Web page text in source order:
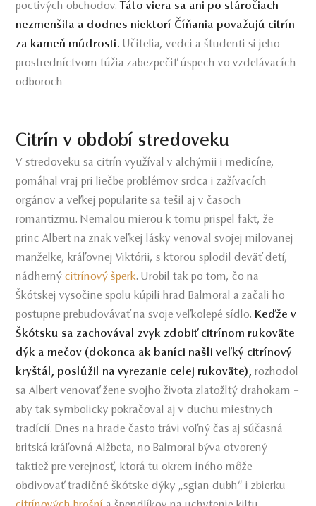
poctivých obchodov. Táto viera sa ani po stáročiach
nezmenšila a dodnes niektorí Číňania považujú citrín
za kameň múdrosti.Učitelia, vedci a študenti si jeho
prostredníctvom túžia zabezpečiť úspech vo vzdelávacích
odboroch
Citrín v období stredoveku
V stredoveku sa citrín využíval v alchýmii i medicíne,
pomáhal vraj pri liečbe problémov srdca i zažívacích
orgánov a veľkej popularite sa tešil aj v časoch
romantizmu. Nemalou mierou k tomu prispel fakt, že
princ Albert na znak veľkej lásky venoval svojej milovanej
manželke, kráľovnej Viktórii, s ktorou splodil deväť detí,
nádhernýcitrínový šperk. Urobil tak po tom, čo na
Škótskej vysočine spolu kúpili hrad Balmoral a začali ho
postupne prebudovávať na svoje veľkolepé sídlo. Keďže v
Škótsku sa zachovával zvyk zdobiť citrínom rukoväte
dýk a mečov (dokonca ak baníci našli veľký citrínový
kryštál, poslúžil na vyrezanie celej rukoväte), rozhodol
sa Albert venovať žene svojho života zlatožltý drahokam –
aby tak symbolicky pokračoval aj v duchu miestnych
tradícií. Dnes na hrade často trávi voľný čas aj súčasná
britská kráľovná Alžbeta, no Balmoral býva otvorený
taktiež pre verejnosť, ktorá tu okrem iného môže
obdivovať tradičné škótske dýky „sgian dubh“ i zbierku